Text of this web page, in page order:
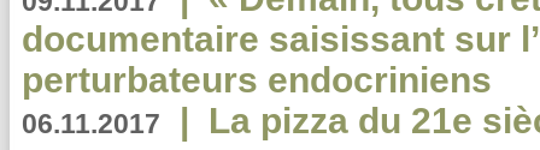
documentaire saisissant sur
perturbateurs endocriniens
06.11.2017 | La pizza du 21e